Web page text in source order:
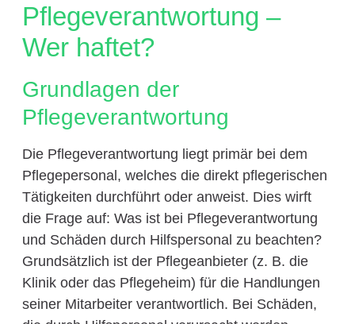
Pflegeverantwortung –
Wer haftet?
Grundlagen der
Pflegeverantwortung
Die Pflegeverantwortung liegt primär bei dem
Pflegepersonal, welches die direkt pflegerischen
Tätigkeiten durchführt oder anweist. Dies wirft
die Frage auf: Was ist bei Pflegeverantwortung
und Schäden durch Hilfspersonal zu beachten?
Grundsätzlich ist der Pflegeanbieter (z. B. die
Klinik oder das Pflegeheim) für die Handlungen
seiner Mitarbeiter verantwortlich. Bei Schäden,